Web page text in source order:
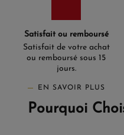
Satisfait ou remboursé
Satisfait de votre achat
ou remboursé sous 15
jours.
EN SAVOIR PLUS
Pourquoi